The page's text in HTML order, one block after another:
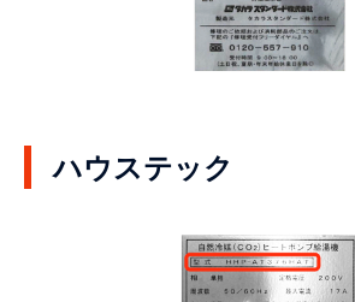
ハウステック